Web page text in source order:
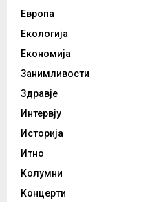
Европа
Екологија
Економија
Занимливости
Здравје
Интервју
Историја
Итно
Колумни
Концерти